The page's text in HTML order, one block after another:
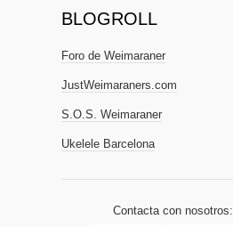
BLOGROLL
Foro de Weimaraner
JustWeimaraners.com
S.O.S. Weimaraner
Ukelele Barcelona
Contacta con nosotros: